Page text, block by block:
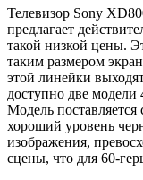
Телевизор Sony
предлагает
такой низкой цены.
таким размером
этой линейки
доступно две
Модель
хороший уровень
изображения,
сцены, что для 60-